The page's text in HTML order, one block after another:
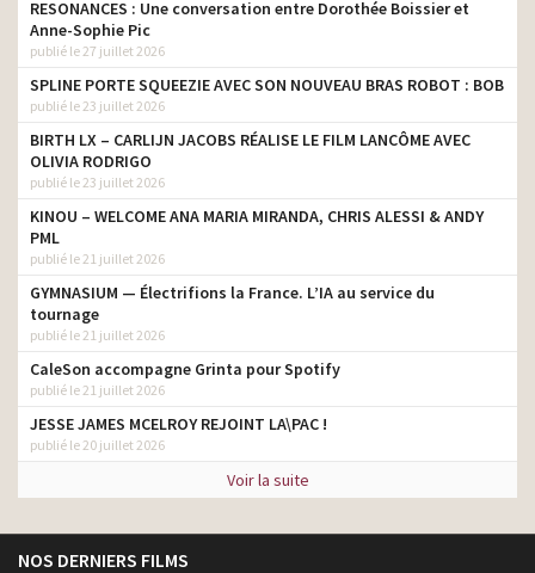
RESONANCES : Une conversation entre Dorothée Boissier et
Anne-Sophie Pic
publié le 27 juillet 2026
SPLINE PORTE SQUEEZIE AVEC SON NOUVEAU BRAS ROBOT : BOB
publié le 23 juillet 2026
BIRTH LX – CARLIJN JACOBS RÉALISE LE FILM LANCÔME AVEC
OLIVIA RODRIGO
publié le 23 juillet 2026
KINOU – WELCOME ANA MARIA MIRANDA, CHRIS ALESSI & ANDY
PML
publié le 21 juillet 2026
GYMNASIUM — Électrifions la France. L’IA au service du
tournage
publié le 21 juillet 2026
CaleSon accompagne Grinta pour Spotify
publié le 21 juillet 2026
JESSE JAMES MCELROY REJOINT LA\PAC !
publié le 20 juillet 2026
Voir la suite
NOS DERNIERS FILMS